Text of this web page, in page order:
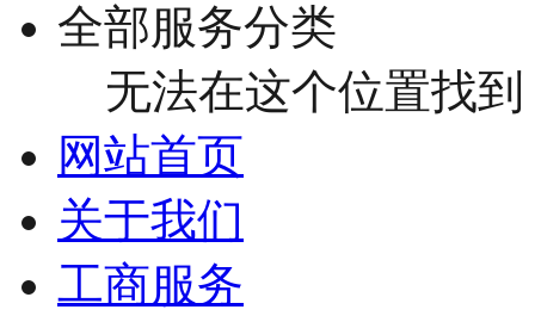
全部服务分类
无法在这个位置找到
网站首页
关于我们
工商服务